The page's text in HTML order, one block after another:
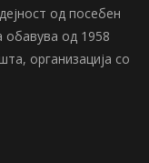
од посебен
обавува од 1958
организација со